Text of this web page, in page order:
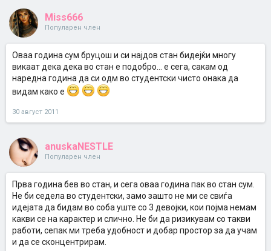
Miss666
Популарен член
Оваа година сум бруцош и си најдов стан бидејќи многу
викаат дека дека во стан е подобро... е сега, сакам од
наредна година да си одм во студентски чисто онака да
видам како е
30 август 2011
anuskaNESTLE
Популарен член
Прва година бев во стан, и сега оваа година пак во стан сум.
Не би седела во студентски, замо зашто не ми се свиѓа
идејата да бидам во соба уште со 3 девојки, кои појма немам
какви се на карактер и слично. Не би да ризикувам со такви
работи, сепак ми треба удобност и добар простор за да учам
и да се сконцентрирам.